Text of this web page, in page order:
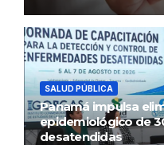
SALUD PÚBLICA
Panamá impulsa
epidemiológico de
desatendidas